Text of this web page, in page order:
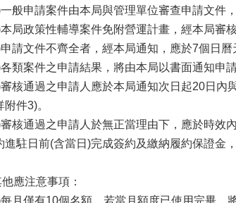
般申請案件由本局與管理單位審查申請文件
局政策性輔導案件免附營運計畫，經本局審
請文件不齊全者，經本局通知，應於7個日
類案件之申請結果，將由本局以書面通知申
核通過之申請人應於本局通知次日起20日內
附件3)。
核通過之申請人於無正當理由下，應於時效
進駐日前(含當日)完成簽約及繳納履約保證金
應注意事項：
月僅有10個名額，若當月額度已使用完畢，